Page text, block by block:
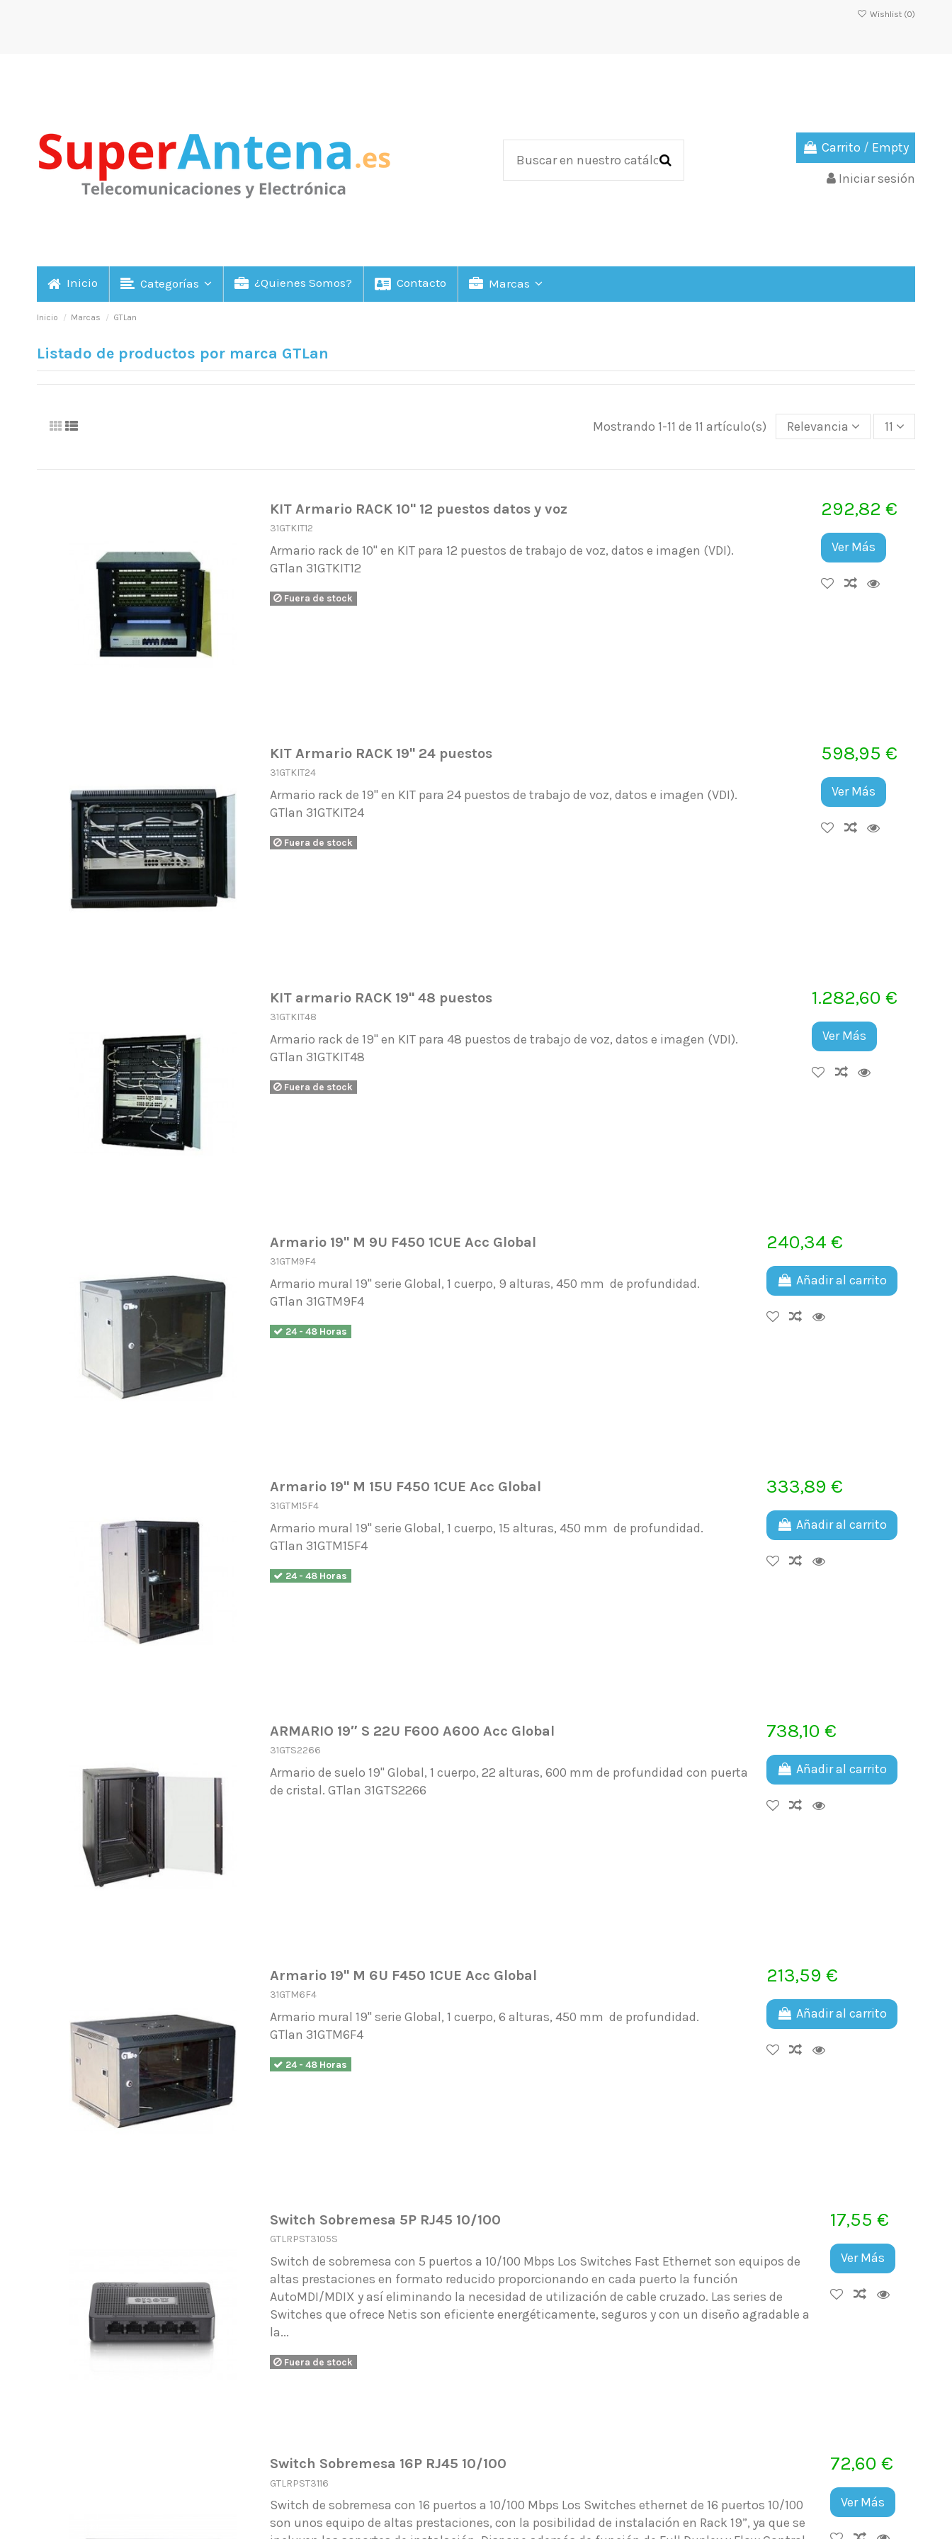
Wishlist (0)
Carrito / Empty
Iniciar sesión
Inicio Categorías ¿Quienes Somos? Contacto Marcas
Inicio Marcas GTLan
Listado de productos por marca GTLan
Mostrando 1-11 de 11 artículo(s) Relevancia 11
KIT Armario RACK 10" 12 puestos datos y voz
31GTKIT12
Armario rack de 10" en KIT para 12 puestos de trabajo de voz, datos e imagen (VDI).
GTlan 31GTKIT12
Fuera de stock
292,82 €
Ver Más
KIT Armario RACK 19" 24 puestos
31GTKIT24
Armario rack de 19" en KIT para 24 puestos de trabajo de voz, datos e imagen (VDI).
GTlan 31GTKIT24
Fuera de stock
598,95 €
Ver Más
KIT armario RACK 19" 48 puestos
31GTKIT48
Armario rack de 19" en KIT para 48 puestos de trabajo de voz, datos e imagen (VDI).
GTlan 31GTKIT48
Fuera de stock
1.282,60 €
Ver Más
Armario 19" M 9U F450 1CUE Acc Global
31GTM9F4
Armario mural 19" serie Global, 1 cuerpo, 9 alturas, 450 mm de profundidad.
GTlan 31GTM9F4
24 - 48 Horas
240,34 €
Añadir al carrito
Armario 19" M 15U F450 1CUE Acc Global
31GTM15F4
Armario mural 19" serie Global, 1 cuerpo, 15 alturas, 450 mm de profundidad.
GTlan 31GTM15F4
24 - 48 Horas
333,89 €
Añadir al carrito
ARMARIO 19″ S 22U F600 A600 Acc Global
31GTS2266
Armario de suelo 19" Global, 1 cuerpo, 22 alturas, 600 mm de profundidad con puerta
de cristal. GTlan 31GTS2266
738,10 €
Añadir al carrito
Armario 19" M 6U F450 1CUE Acc Global
31GTM6F4
Armario mural 19" serie Global, 1 cuerpo, 6 alturas, 450 mm de profundidad.
GTlan 31GTM6F4
24 - 48 Horas
213,59 €
Añadir al carrito
Switch Sobremesa 5P RJ45 10/100
GTLRPST3105S
Switch de sobremesa con 5 puertos a 10/100 Mbps Los Switches Fast Ethernet son equipos de
altas prestaciones en formato reducido proporcionando en cada puerto la función
AutoMDI/MDIX y así eliminando la necesidad de utilización de cable cruzado. Las series de
Switches que ofrece Netis son eficiente energéticamente, seguros y con un diseño agradable a
la...
Fuera de stock
17,55 €
Ver Más
Switch Sobremesa 16P RJ45 10/100
GTLRPST3116
Switch de sobremesa con 16 puertos a 10/100 Mbps Los Switches ethernet de 16 puertos 10/100
son unos equipo de altas prestaciones, con la posibilidad de instalación en Rack 19”, ya que se
72,60 €
Ver Más